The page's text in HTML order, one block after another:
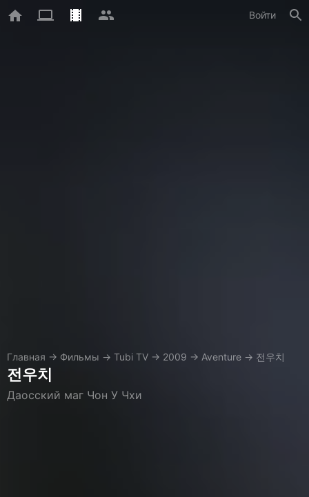
Войти
Главная → Фильмы → Tubi TV → 2009 → Aventure → 전우치
전우치
Даосский маг Чон У Чхи